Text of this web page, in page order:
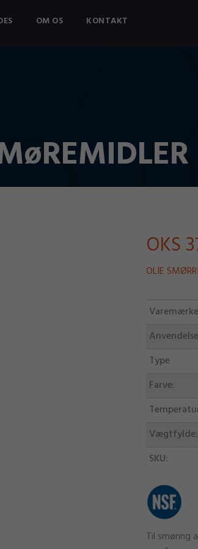
OM OS KONTAKT
OKS
OLIE
Varemærke
Anvendelse
Type
Farve:
Vægtfylde:
SKU:
Til smøring